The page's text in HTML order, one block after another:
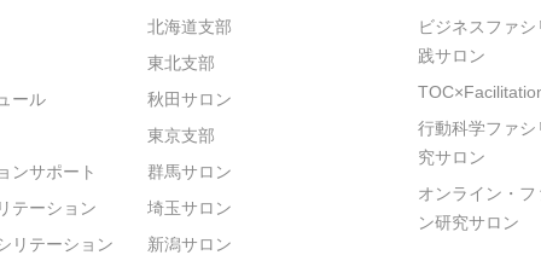
ール
ンサポート
テーション
リテーション
北海道支部
東北支部
秋田サロン
東京支部
群馬サロン
埼玉サロン
新潟サロン
ビジネスファ
践サロン
行動科学ファ
究サロン
オンライン・フ
ン研究サロン